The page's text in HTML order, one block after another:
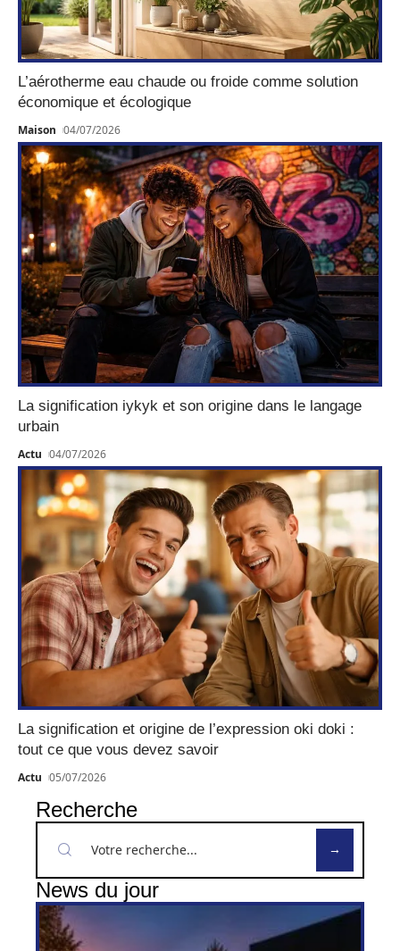
L’aérotherme eau chaude ou froide comme solution
économique et écologique
Maison 04/07/2026
La signification iykyk et son origine dans le langage
urbain
Actu 04/07/2026
La signification et origine de l’expression oki doki :
tout ce que vous devez savoir
Actu 05/07/2026
Recherche
News du jour